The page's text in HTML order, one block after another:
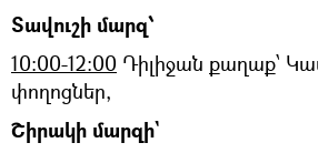
Տավուշի մարզ՝
10։00-12:00 Դիլիջան քաղաք՝
փողոցներ,
Շիրակի մարզի`